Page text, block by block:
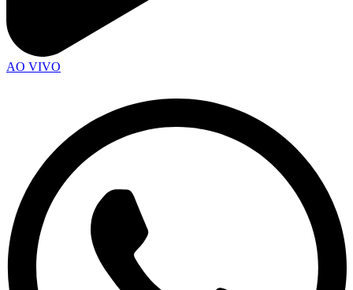
AO VIVO